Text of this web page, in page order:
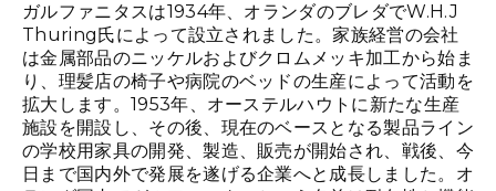
ガルファニタスは1934年、オランダのブレダでW.H.J
Thuring氏によって設立されました。家族経営の会社
は金属部品のニッケルおよびクロムメッキ加工から始ま
り、理髪店の椅子や病院のベッドの生産によって活動を
拡大します。1953年、オーステルハウトに新たな生産
施設を開設し、その後、現在のベースとなる製品ライン
の学校用家具の開発、製造、販売が開始され、戦後、今
日まで国内外で発展を遂げる企業へと成長しました。オ